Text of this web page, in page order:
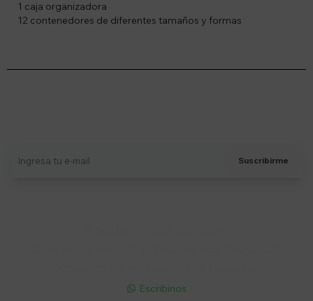
1 caja organizadora
12 contenedores de diferentes tamaños y formas
Suscribirme
 Escribinos